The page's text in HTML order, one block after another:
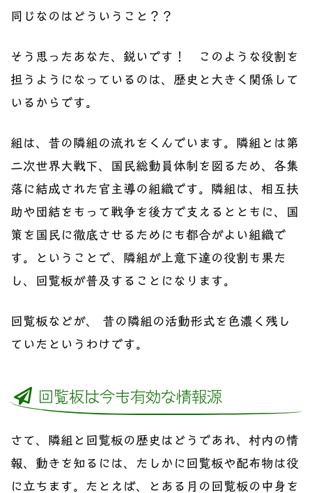
同じなのはどういうこと？？
そう思ったあなた、鋭いです！ このような役割を
担うようになっているのは、歴史と大きく関係して
いるからです。
組は、昔の隣組の流れをくんでいます。隣組とは第
二次世界大戦下、国民総動員体制を図るため、各集
落に結成された官主導の組織です。隣組は、相互扶
助や団結をもって戦争を後方で支えるとともに、国
策を国民に徹底させるためにも都合がよい組織で
す。ということで、隣組が上意下達の役割も果た
し、回覧板が普及することになります。
回覧板などが、 昔の隣組の活動形式を色濃く残し
ていたというわけです。
回覧板は今も有効な情報源
さて、隣組と回覧板の歴史はどうであれ、村内の情
報、動きを知るには、たしかに回覧板や配布物は役
に立ちます。たとえば、とある月の回覧板の中身を